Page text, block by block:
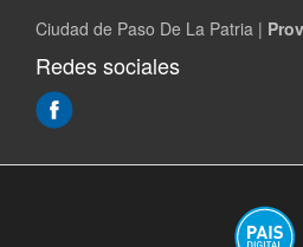
Ciudad de Paso De La Patria |
Redes sociales